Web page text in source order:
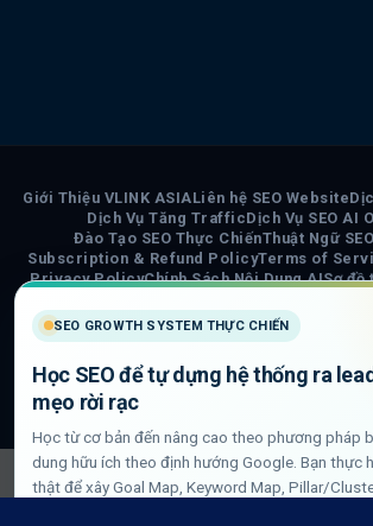
Visa PayPalStripe
Giới Thiệu VLINK ASIALiên hệ SEO Website
Dịch Vụ Tăng TrafficDịch Vụ SEO AI
Đào Tạo SEO Thực ChiếnThuật Ngữ
Subscription & Refund PolicyTerms of
Privacy PolicyChính Sách Nội Dung AISơ đồ
COPYRIGHT 2026 ©VLINK ASIA
SEO GROWTH SYSTEM THỰC CHIẾN
Học SEO để tự dựng hệ thống ra
mẹo rời rạc
Học từ cơ bản đến nâng cao theo phương pháp
dung hữu ích theo định hướng Google. Bạn thực
thật để xây Goal Map, Keyword Map, Pillar/